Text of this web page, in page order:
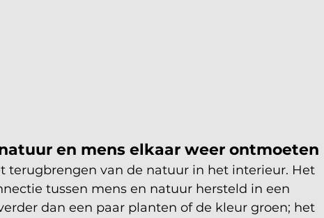
en mens elkaar weer ontmoeten
terugbrengen van de natuur in het interieur. Het
tussen mens en natuur hersteld in een
dan een paar planten of de kleur groen; het